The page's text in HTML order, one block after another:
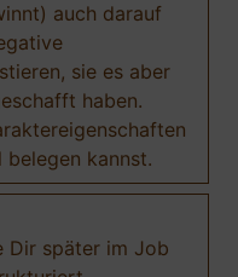
auch darauf
sie es aber
haben.
belegen kannst.
Dir später im Job